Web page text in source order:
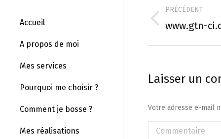
Accueil
A propos de moi
Mes services
Pourquoi me choisir ?
Comment je bosse ?
Mes réalisations
de
PRÉCÉDENT
Onglet
www.gtn-
Laisser un
Votre adresse e-mail
Commentaire